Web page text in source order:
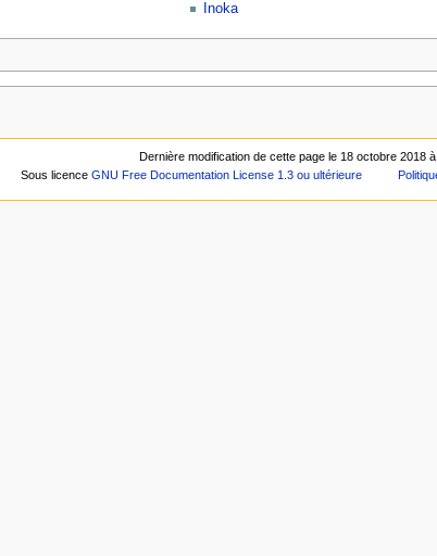
Inoka
Dernière modification de cette page le 18 octobre 2018 à
Sous licenceGNU Free Documentation License 1.3 ou ultérieure